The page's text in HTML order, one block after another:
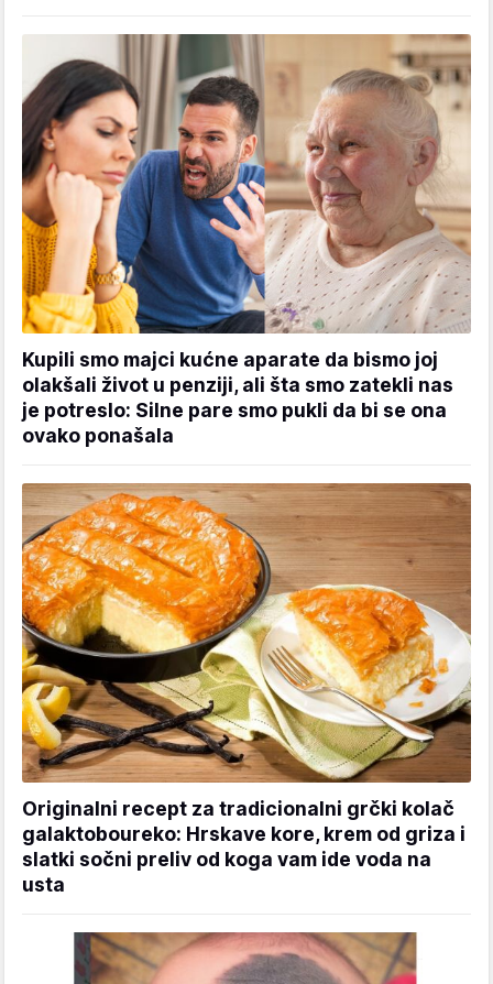
Kupili smo majci kućne aparate da bismo joj
olakšali život u penziji, ali šta smo zatekli nas
je potreslo: Silne pare smo pukli da bi se ona
ovako ponašala
Originalni recept za tradicionalni grčki kolač
galaktoboureko: Hrskave kore, krem od griza i
slatki sočni preliv od koga vam ide voda na
usta